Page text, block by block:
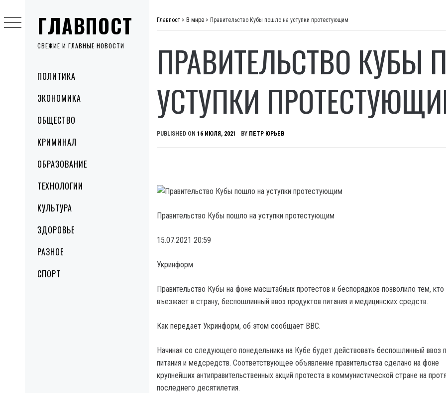
ГЛАВПОСТ
СВЕЖИЕ И ГЛАВНЫЕ НОВОСТИ
MenuПОЛИТИКА
ЭКОНОМИКА
ОБЩЕСТВО
КРИМИНАЛ
ОБРАЗОВАНИЕ
ТЕХНОЛОГИИ
КУЛЬТУРА
ЗДОРОВЬЕ
РАЗНОЕ
СПОРТ
to
content
Главпост > В мире > Правительство Кубы пошло на уступки протестующим
ПРАВИТЕЛЬСТВО КУБЫ
УСТУПКИ
PUBLISHED ON 16 ИЮЛЯ, 2021 BY ПЕТР ЮРЬЕВ
Правительство Кубы пошло на уступки протестующим
15.07.2021 20:59
Укринформ
Правительство Кубы на фоне масштабных протестов и беспорядков позволило тем, кто
въезжает в страну, беспошлинный ввоз продуктов питания и медицинских средств.
Как передает Укринформ, об этом сообщает BBC.
Начиная со следующего понедельника на Кубе будет действовать беспошлинный ввоз
питания и медсредств. Соответствующее объявление правительства сделано на фоне
крупнейших антиправительственных акций протеста в коммунистической стране на
последнего десятилетия.